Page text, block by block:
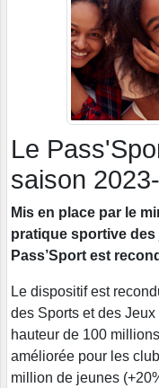
Le
saison
Mis en place par le
pratique sportive
Pass’Sport est
Le dispositif est
des Sports et des
hauteur de 100
améliorée pour les
million de jeunes